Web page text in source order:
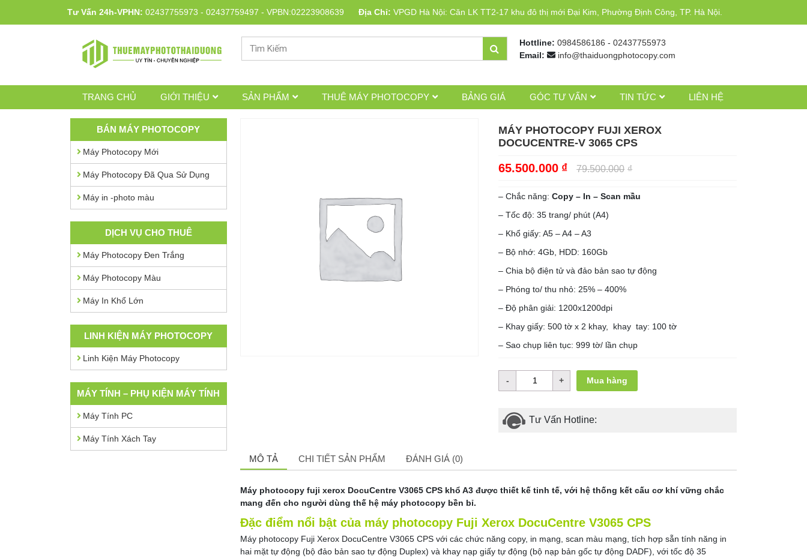
Tư Vấn 24h-VPHN: 02437755973 - 02437759497 - VPBN:02223908639 Địa Chỉ: VPGD Hà Nội: Căn LK TT2-17 khu đô thị mới Đại Kim, Phường Định Công, TP. Hà Nội.
Hottline: 0984586186 - 02437755973
Email:
info@thaiduongphotocopy.com
TRANG CHỦ GIỚI THIỆU SẢN PHẨM THUÊ MÁY PHOTOCOPY BẢNG GIÁ GÓC TƯ VẤN TIN TỨC LIÊN HỆ
MÁY PHOTOCOPY FUJI XEROX
DOCUCENTRE-V 3065 CPS
65.500.000 ₫ 79.500.000 ₫
– Chắc năng:Copy – In – Scan mầu
– Tốc độ: 35 trang/ phút (A4)
– Khổ giấy: A5 – A4 – A3
– Bộ nhớ: 4Gb, HDD: 160Gb
– Chia bộ điện tử và đảo bản sao tự động
– Phóng to/ thu nhỏ: 25% – 400%
– Độ phân giải: 1200x1200dpi
– Khay giấy: 500 tờ x 2 khay, khay tay: 100 tờ
– Sao chụp liên tục: 999 tờ/ lần chụp
Mua hàng
Tư Vấn Hotline:
MÔ TẢ CHI TIẾT SẢN PHẨM ĐÁNH GIÁ (0)
Máy photocopy fuji xerox DocuCentre V3065 CPS khổ A3 được thiết kế tinh tế, với hệ thống kết cấu cơ khí vững chắc
mang đến cho người dùng thế hệ máy photocopy bền bỉ.
Đặc điểm nổi bật của máy photocopy Fuji Xerox DocuCentre V3065 CPS
Máy photocopy Fuji Xerox DocuCentre V3065 CPS với các chức năng copy, in mạng, scan màu mạng, tích hợp sẵn tính năng in
hai mặt tự động (bộ đảo bản sao tự động Duplex) và khay nạp giấy tự động (bộ nạp bản gốc tự động DADF), với tốc độ 35
BÁN MÁY PHOTOCOPY
Máy Photocopy Mới
Máy Photocopy Đã Qua Sử Dụng
Máy in -photo màu
DỊCH VỤ CHO THUÊ
Máy Photocopy Đen Trắng
Máy Photocopy Màu
Máy In Khổ Lớn
LINH KIỆN MÁY PHOTOCOPY
Linh Kiện Máy Photocopy
MÁY TÍNH – PHỤ KIỆN MÁY TÍNH
Máy Tính PC
Máy Tính Xách Tay